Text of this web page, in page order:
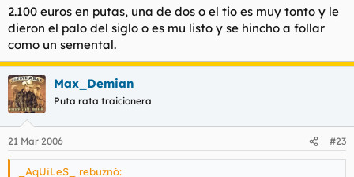
2.100 euros en putas, una de dos o el tio es muy tonto y le
dieron el palo del siglo o es mu listo y se hincho a follar
como un semental.
Max_Demian
Puta rata traicionera
21 Mar 2006 #23
_AqUiLeS_ rebuznó: